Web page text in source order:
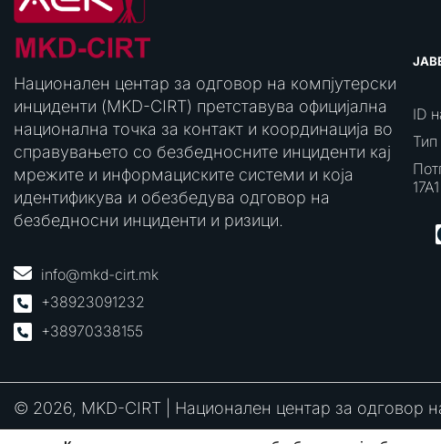
Национален центар за одговор на компјутерски
инциденти (MKD-CIRT) претставува официјална
национална точка за контакт и координација во
справувањето со безбедносните инциденти кај
мрежите и информациските системи и која
идентификува и обезбедува одговор на
безбедносни инциденти и ризици.
info@mkd-cirt.mk
+38923091232
+38970338155
ID
© 2026, MKD-CIRT | Национален центар за одговор